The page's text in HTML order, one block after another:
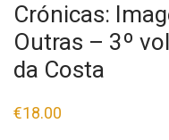
Crónicas:
Outras – 3º
da Costa
€18.00